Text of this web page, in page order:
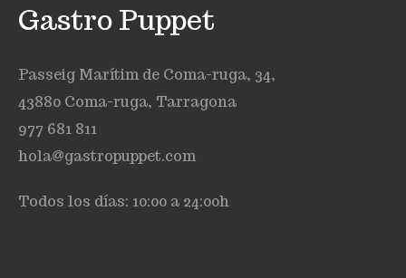
Gastro Puppet
Passeig Marítim de Coma-ruga, 34,
43880 Coma-ruga, Tarragona
977 681 811
hola@gastropuppet.com
Todos los días: 10:00 a 24:00h